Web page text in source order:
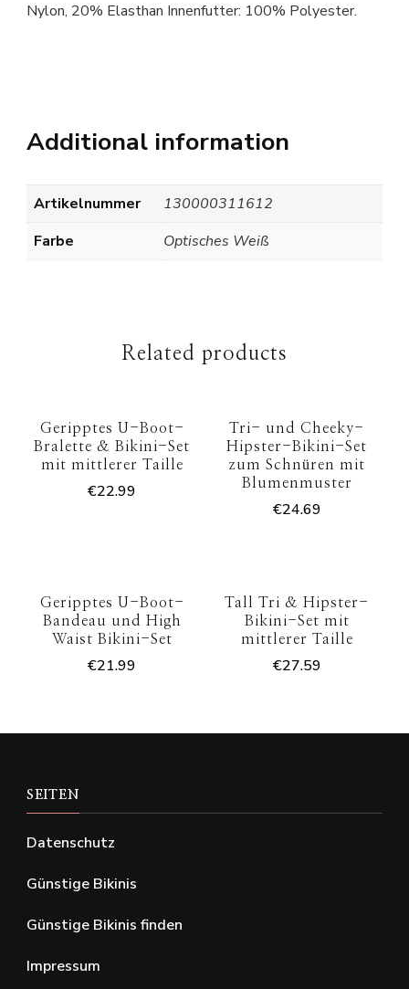
Nylon, 20% Elasthan Innenfutter: 100% Polyester.
Additional information
Artikelnummer
130000311612
Farbe
Optisches Weiß
Related products
Geripptes U-Boot-
Bralette & Bikini-Set
mit mittlerer Taille
€22.99
Tri- und Cheeky-
Hipster-Bikini-Set
zum Schnüren mit
Blumenmuster
€24.69
Geripptes U-Boot-
Bandeau und High
Waist Bikini-Set
€21.99
Tall Tri & Hipster-
Bikini-Set mit
mittlerer Taille
€27.59
SEITEN
Datenschutz
Günstige Bikinis
Günstige Bikinis finden
Impressum